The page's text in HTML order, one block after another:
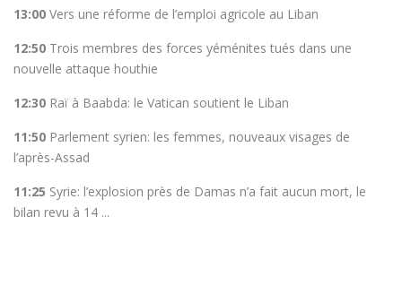
13:00 Vers une réforme de l’emploi agricole au Liban
12:50 Trois membres des forces yéménites tués dans une
nouvelle attaque houthie
12:30 Raï à Baabda: le Vatican soutient le Liban
11:50 Parlement syrien: les femmes, nouveaux visages de
l’après-Assad
11:25 Syrie: l’explosion près de Damas n’a fait aucun mort, le
bilan revu à 14 ...